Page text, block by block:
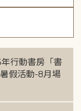
年行動書房「書
假活動-8月場